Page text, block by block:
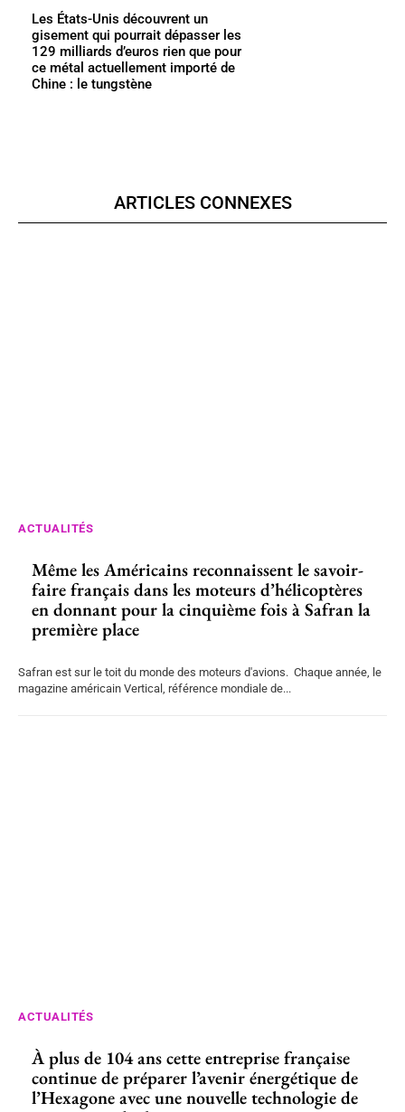
Les États-Unis découvrent un
gisement qui pourrait dépasser les
129 milliards d’euros rien que pour
ce métal actuellement importé de
Chine : le tungstène
ARTICLES CONNEXES
ACTUALITÉS
Même les Américains reconnaissent le savoir-
faire français dans les moteurs d’hélicoptères
en donnant pour la cinquième fois à Safran la
première place
Safran est sur le toit du monde des moteurs d'avions. Chaque année, le
magazine américain Vertical, référence mondiale de...
ACTUALITÉS
À plus de 104 ans cette entreprise française
continue de préparer l’avenir énergétique de
l’Hexagone avec une nouvelle technologie de